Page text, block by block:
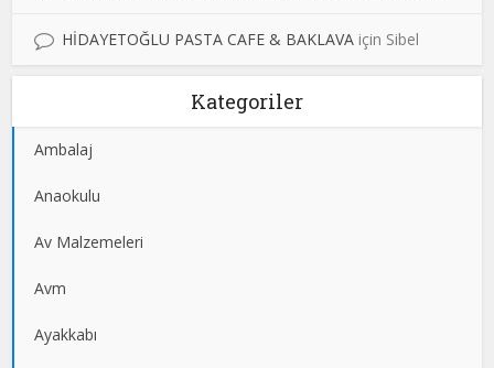
HİDAYETOĞLU PASTA CAFE & BAKLAVA için Sibel
Kategoriler
Ambalaj
Anaokulu
Av Malzemeleri
Avm
Ayakkabı